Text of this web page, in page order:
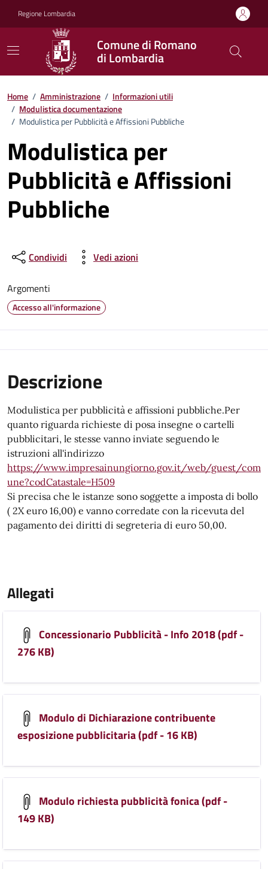
Regione Lombardia
Comune di Romano
di Lombardia
Home / Amministrazione / Informazioni utili
/ Modulistica documentazione
/ Modulistica per Pubblicità e Affissioni Pubbliche
Modulistica per
Pubblicità e Affissioni
Pubbliche
Condividi Vedi azioni
Argomenti
Accesso all'informazione
Descrizione
Modulistica per pubblicità e affissioni pubbliche.Per
quanto riguarda richieste di posa insegne o cartelli
pubblicitari, le stesse vanno inviate seguendo le
istruzioni all'indirizzo
https://www.impresainungiorno.gov.it/web/guest/com
une?codCatastale=H509
Si precisa che le istanze sono soggette a imposta di bollo
( 2X euro 16,00) e vanno corredate con la ricevuta del
pagamento dei diritti di segreteria di euro 50,00.
Allegati
Concessionario Pubblicità - Info 2018 (pdf -
276 KB)
Modulo di Dichiarazione contribuente
esposizione pubblicitaria (pdf - 16 KB)
Modulo richiesta pubblicità fonica (pdf -
149 KB)